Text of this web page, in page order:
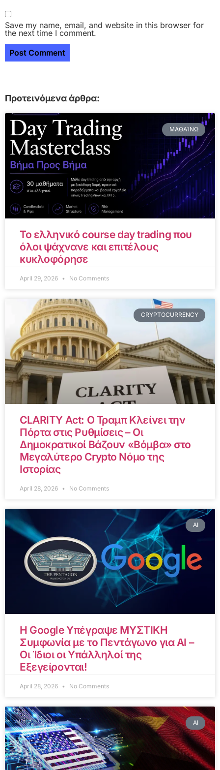
Save my name, email, and website in this browser for
the next time I comment.
Προτεινόμενα άρθρα:
ΜΑΘΑΊΝΩ
Το ελληνικό course day trading που
όλοι ψάχνανε και επιτέλους
κυκλοφόρησε
April 29, 2026 No Comments
CRYPTOCURRENCY
CLARITY Act: Ο Τραμπ Κλείνει την
Πόρτα στις Ρυθμίσεις – Οι
Δημοκρατικοί Βάζουν «Βόμβα» στο
Μεγαλύτερο Crypto Νόμο της
Ιστορίας
April 28, 2026 No Comments
AI
Η Google Υπέγραψε ΜΥΣΤΙΚΗ
Συμφωνία με το Πεντάγωνο για AI –
Οι Ίδιοι οι Υπάλληλοί της
Εξεγείρονται!
April 28, 2026 No Comments
AI